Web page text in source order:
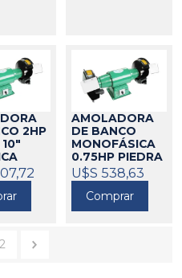
2HP
10"
AMOLADORA
DE BANCO
MONOFÁSICA
0.75HP PIEDRA
7" BARBERO
290002
U$S 538,63
Comprar
2